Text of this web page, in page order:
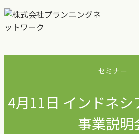
内
を
セミナー
4月11日 インドネ
事業説明